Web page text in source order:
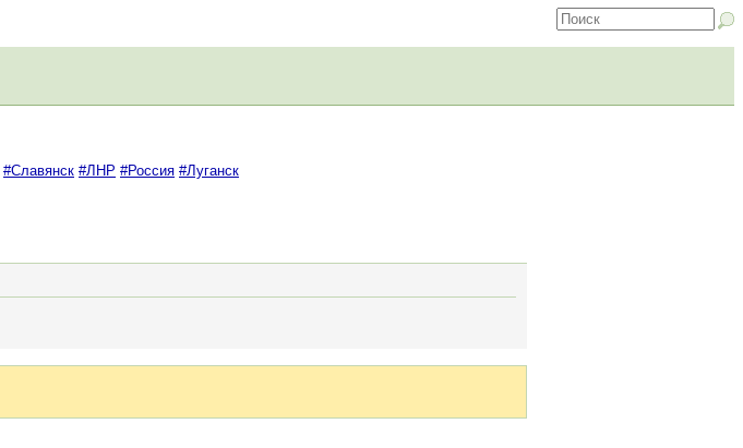
#Славянск #ЛНР #Россия #Луганск